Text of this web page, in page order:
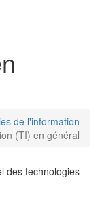
de l'information
(TI) en général
des technologies